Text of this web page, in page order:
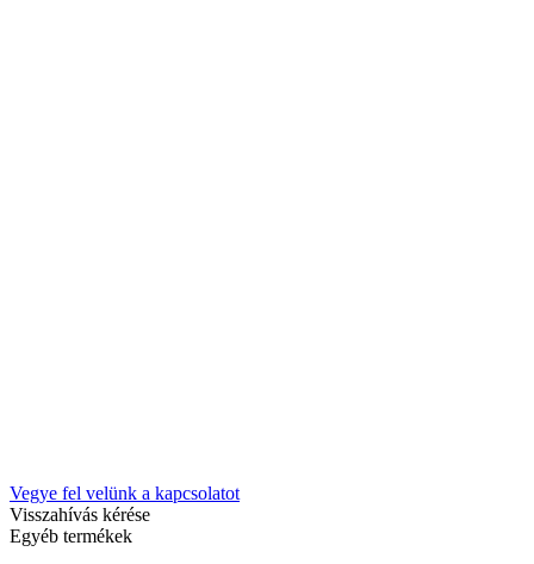
Vegye fel velünk a kapcsolatot
Visszahívás kérése
Egyéb termékek